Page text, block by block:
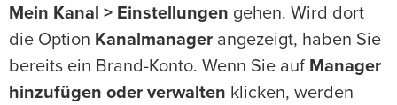
Mein Kanal > Einstellungen gehen. Wird dort
die Option Kanalmanager angezeigt, haben Sie
bereits ein Brand-Konto. Wenn Sie auf Manager
hinzufügen oder verwalten klicken, werden